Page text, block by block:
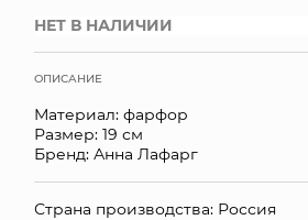
ПАКЕТЫ И СУМКИ
ТОРГОВЫЙ ЦЕНТР
НЕТ В НАЛИЧИИ
ОПИСАНИЕ
Материал: фарфор
Размер: 19 см
Бренд: Анна Лафарг
Страна производства: Россия